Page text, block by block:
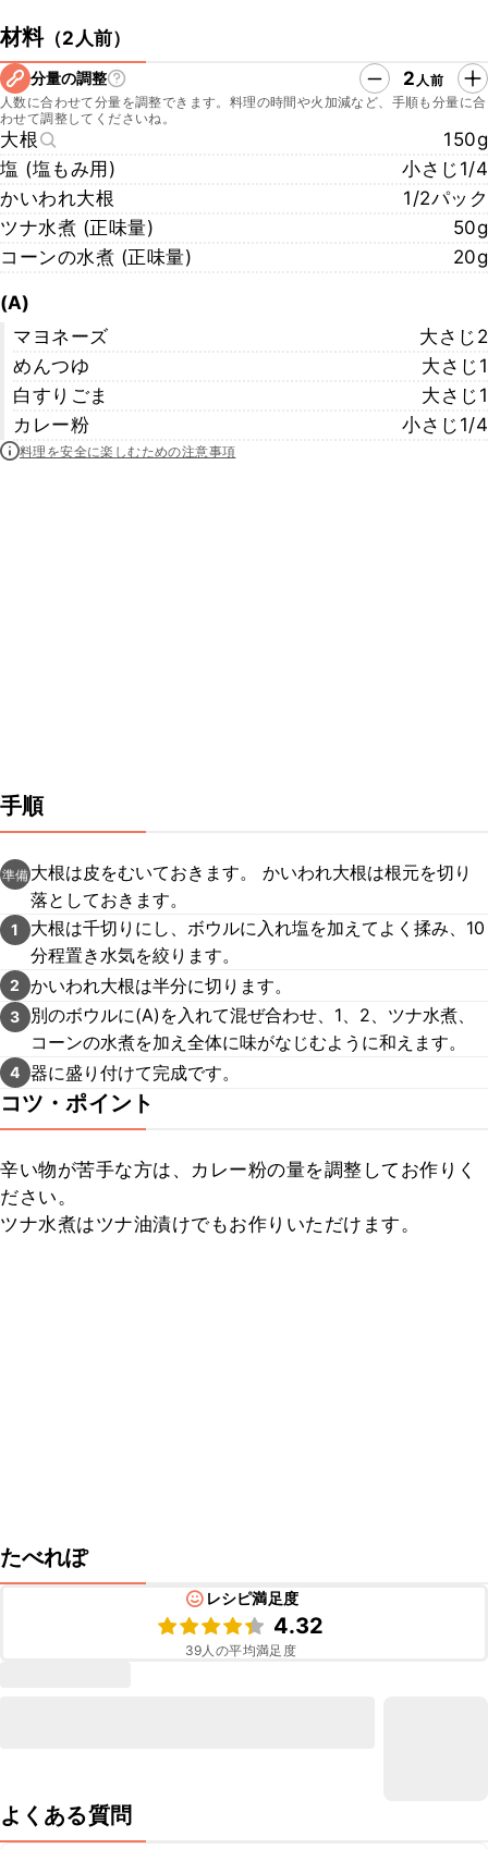
材料（2人前）
分量の調整 2 人前
人数に合わせて分量を調整できます。料理の時間や火加減など、手順も分量に合
わせて調整してくださいね。
大根
150g
塩 (塩もみ用)
小さじ1/4
かいわれ大根
1/2パック
ツナ水煮 (正味量)
50g
コーンの水煮 (正味量)
20g
(A)
マヨネーズ
大さじ2
めんつゆ
大さじ1
白すりごま
大さじ1
カレー粉
小さじ1/4
料理を安全に楽しむための注意事項
手順
準備 大根は皮をむいておきます。 かいわれ大根は根元を切り
落としておきます。
1
大根は千切りにし、ボウルに入れ塩を加えてよく揉み、10
分程置き水気を絞ります。
2 かいわれ大根は半分に切ります。
3
別のボウルに(A)を入れて混ぜ合わせ、1、2、ツナ水煮、
コーンの水煮を加え全体に味がなじむように和えます。
4 器に盛り付けて完成です。
コツ・ポイント
辛い物が苦手な方は、カレー粉の量を調整してお作りく
ださい。
ツナ水煮はツナ油漬けでもお作りいただけます。
たべれぽ
レシピ満足度
4.32
39人の平均満足度
よくある質問